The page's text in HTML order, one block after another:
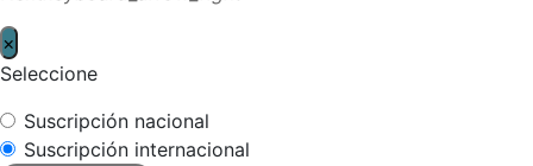
×
Seleccione
Suscripción nacional
Suscripción internacional